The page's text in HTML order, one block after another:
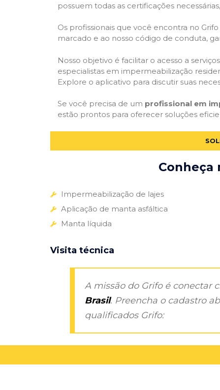
possuem todas as certificações
Os profissionais que você encontra no
marcado e ao nosso código de conduta,
Nosso objetivo é facilitar o acesso a
especialistas em impermeabilização
Explore o aplicativo para discutir suas
Se você precisa de um profissional em
estão prontos para oferecer soluções
Conheça
Impermeabilização de lajes
Aplicação de manta asfáltica
Manta líquida
Visita técnica
A missão do Grifo é conectar
Brasil. Preencha o cadastro
qualificados Grifo: